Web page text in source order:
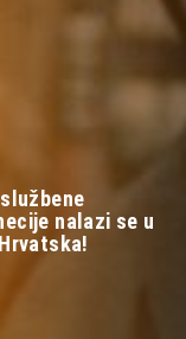
nalazi se u